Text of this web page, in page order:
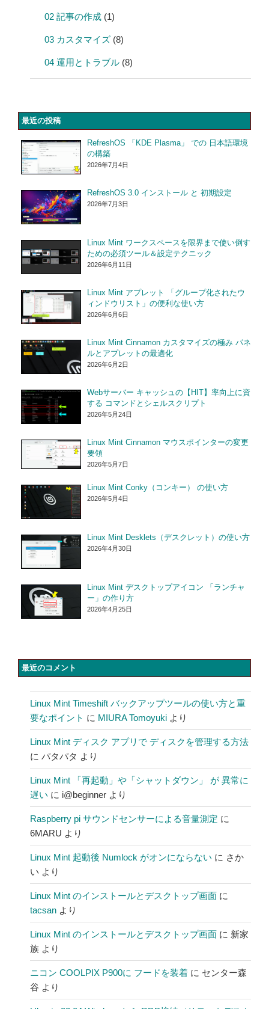
02 記事の作成 (1)
03 カスタマイズ (8)
04 運用とトラブル (8)
最近の投稿
RefreshOS 「KDE Plasma」 での 日本語環境
の構築
2026年7月4日
RefreshOS 3.0 インストール と 初期設定
2026年7月3日
Linux Mint ワークスペースを限界まで使い倒す
ための必須ツール＆設定テクニック
2026年6月11日
Linux Mint アプレット 「グループ化されたウ
ィンドウリスト」の便利な使い方
2026年6月6日
Linux Mint Cinnamon カスタマイズの極み パネ
ルとアプレットの最適化
2026年6月2日
Webサーバー キャッシュの【HIT】率向上に資
する コマンドとシェルスクリプト
2026年5月24日
Linux Mint Cinnamon マウスポインターの変更
要領
2026年5月7日
Linux Mint Conky（コンキー） の使い方
2026年5月4日
Linux Mint Desklets（デスクレット）の使い方
2026年4月30日
Linux Mint デスクトップアイコン 「ランチャ
ー」の作り方
2026年4月25日
最近のコメント
Linux Mint Timeshift バックアップツールの使い方と重
要なポイント に MIURA Tomoyuki より
Linux Mint ディスク アプリで ディスクを管理する方法
に パタパタ より
Linux Mint 「再起動」や「シャットダウン」 が 異常に
遅い に i@beginner より
Raspberry pi サウンドセンサーによる音量測定 に
6MARU より
Linux Mint 起動後 Numlock がオンにならない に さか
い より
Linux Mint のインストールとデスクトップ画面 に
tacsan より
Linux Mint のインストールとデスクトップ画面 に 新家
族 より
ニコン COOLPIX P900に フードを装着 に センター森
谷 より